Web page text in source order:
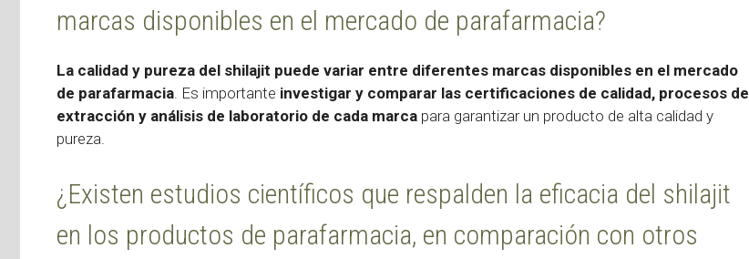
marcas disponibles en el mercado de parafarmacia?
La calidad y pureza del shilajit puede variar entre diferentes marcas disponibles en el mercado
de parafarmacia . Es importante investigar y comparar las certificaciones de calidad, procesos de
extracción y análisis de laboratorio de cada marca para garantizar un producto de alta calidad y
pureza.
¿Existen estudios científicos que respalden la eficacia del shilajit
en los productos de parafarmacia, en comparación con otros